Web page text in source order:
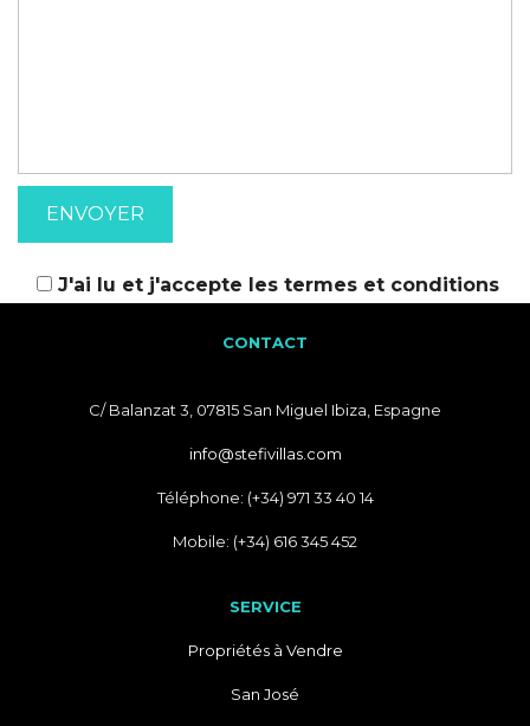
J'ai lu et j'accepte les termes et conditions
CONTACT
C/ Balanzat 3, 07815 San Miguel Ibiza, Espagne
info@stefivillas.com
Téléphone: (+34) 971 33 40 14
Mobile: (+34) 616 345 452
SERVICE
Propriétés à Vendre
San José